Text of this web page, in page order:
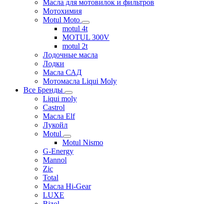
Масла для мотовилок и фильтров
Мотохимия
Motul Moto
motul 4t
MOTUL 300V
motul 2t
Лодочные масла
Лодки
Масла САД
Мотомасла Liqui Moly
Все Бренды
Liqui moly
Castrol
Масла Elf
Лукойл
Motul
Motul Nismo
G-Energy
Mannol
Zic
Total
Масла Hi-Gear
LUXE